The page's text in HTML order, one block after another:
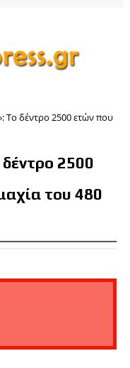
Το δέντρο 2500 ετών που
2500
του 480